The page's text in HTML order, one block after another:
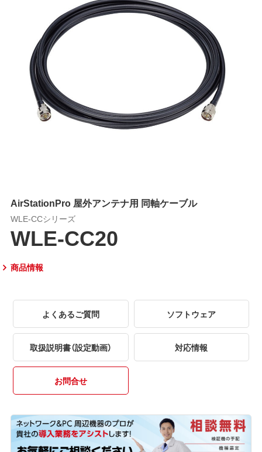
AirStationPro 屋外アンテナ用 同軸ケーブル
WLE-CCシリーズ
WLE-CC20
商品情報
よくあるご質問 ソフトウェア
取扱説明書（設定動画） 対応情報
お問合せ